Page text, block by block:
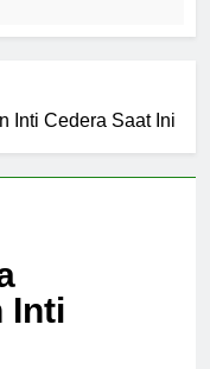
Inti Cedera Saat Ini
Inti